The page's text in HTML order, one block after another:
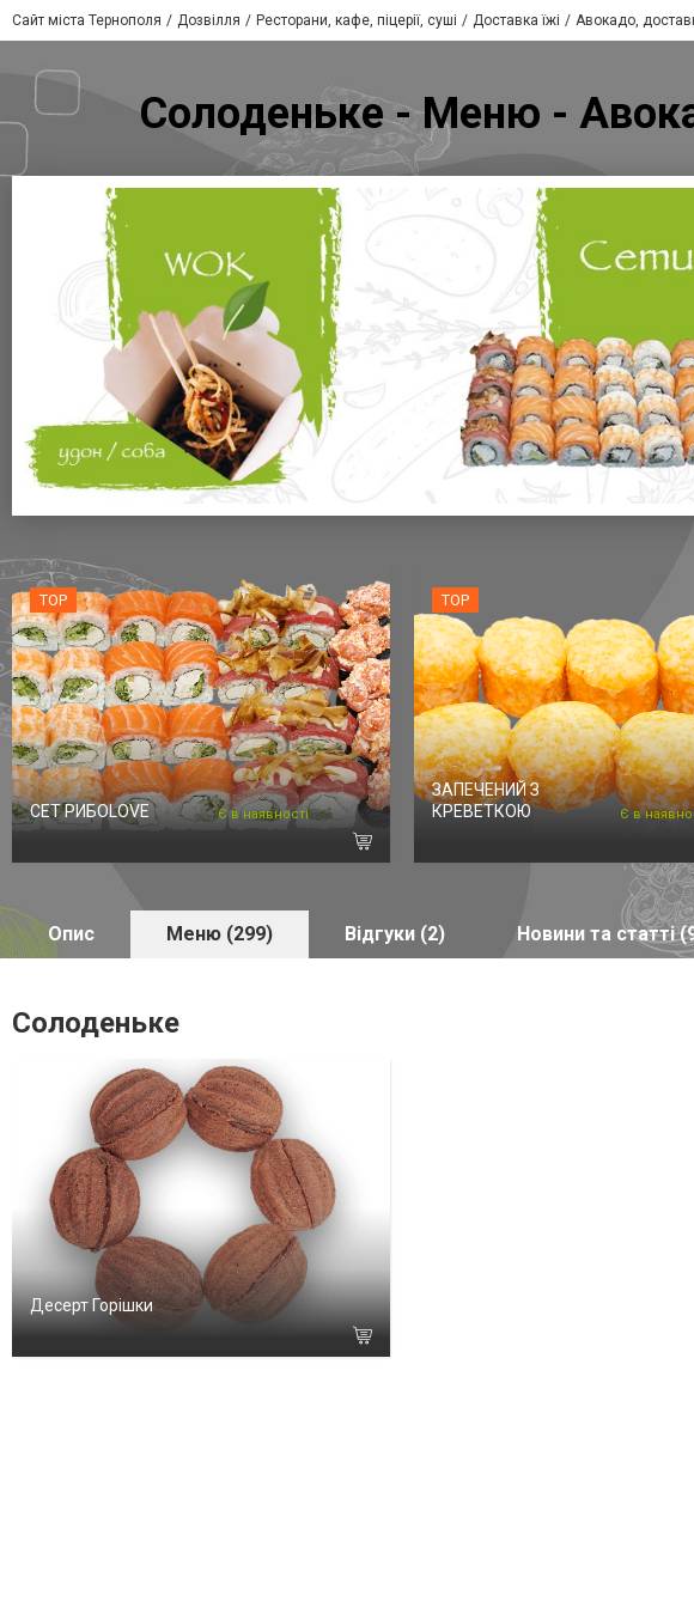
Сайт міста Тернополя Дозвілля Ресторани, кафе, піцерії, суші Доставка їжі Авокадо,
Солоденьке - Меню -
TOP
СЕТ РИБОLOVE Є в наявності
TOP
ЗАПЕЧЕНИЙ З
КРЕВЕТКОЮ
Є в
Опис Меню (299) Відгуки (2) Новини та статті
Солоденьке
Десерт Горішки